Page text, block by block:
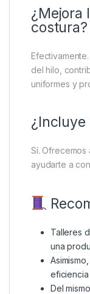
¿Mejora
costura?
del hilo,
uniformes y
¿Incluye
Sí. Ofrecemos
ayudarte a
Talleres
una
Del